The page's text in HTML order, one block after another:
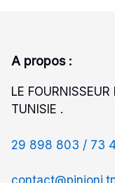
A propos :
LE
TUNISIE .
29 898 803 / 73